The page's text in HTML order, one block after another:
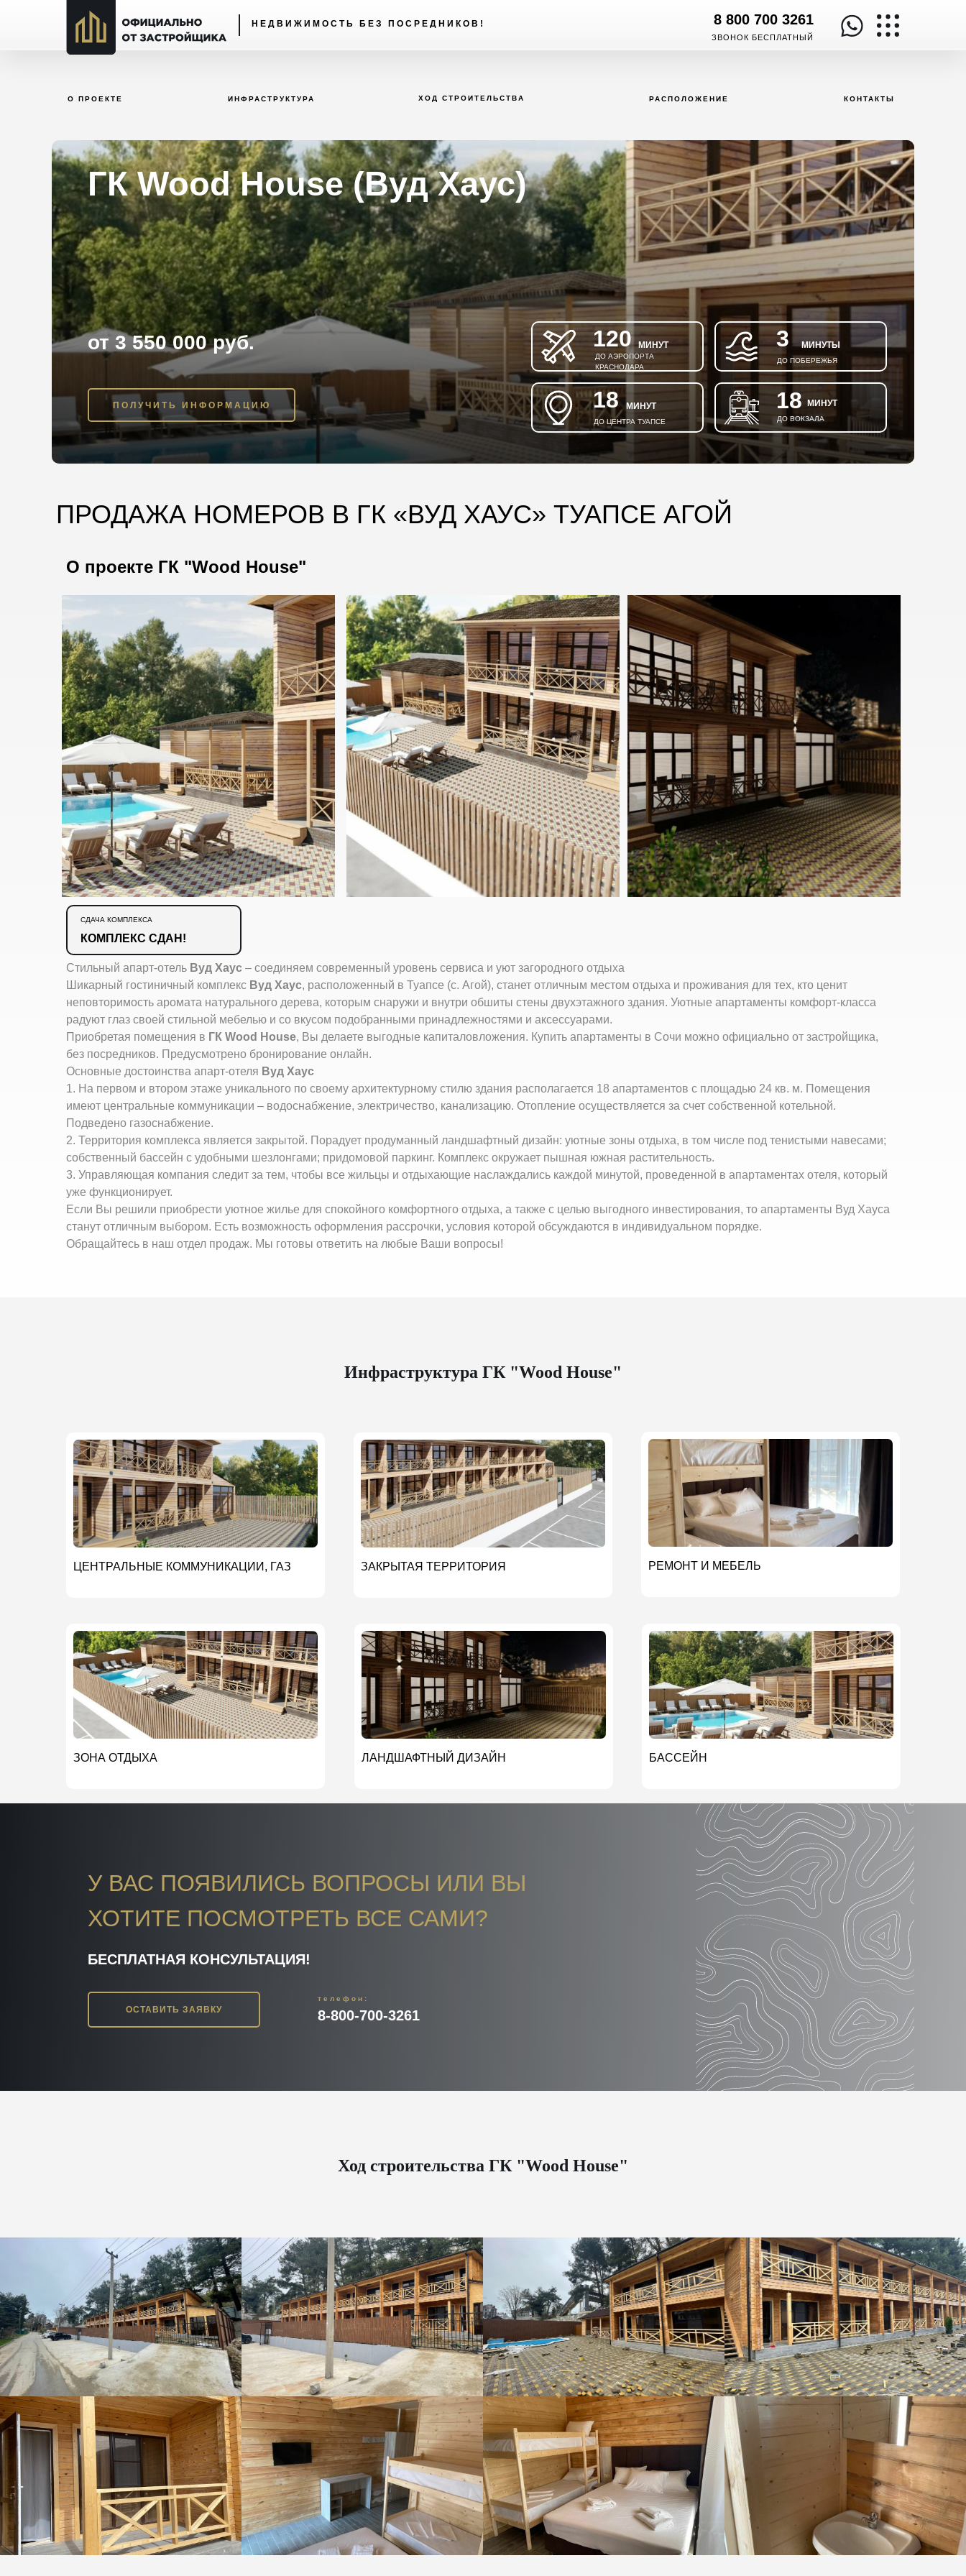
НЕДВИЖИМОСТЬ БЕЗ ПОСРЕДНИКОВ! 8 800 700 3261
ЗВОНОК БЕСПЛАТНЫЙ
О ПРОЕКТЕ ИНФРАСТРУКТУРА ХОД СТРОИТЕЛЬСТВА РАСПОЛОЖЕНИЕ КОНТАКТЫ
ДО ВОКЗАЛА
120 МИНУТ
ДО АЭРОПОРТА
КРАСНОДАРА
18 МИНУТ
ДО ЦЕНТРА ТУАПСЕ
3 МИНУТЫ
ДО ПОБЕРЕЖЬЯ
ПОЛУЧИТЬ ИНФОРМАЦИЮ
от 3 550 000 руб.
ГК Wood House (Вуд Хаус)
18 МИНУТ
ПРОДАЖА НОМЕРОВ В ГК «ВУД ХАУС» ТУАПСЕ АГОЙ
СДАЧА КОМПЛЕКСА
КОМПЛЕКС СДАН!
О проекте ГК "Wood House"
Стильный апарт-отель Вуд Хаус – соединяем современный уровень сервиса и уют загородного отдыха
Шикарный гостиничный комплекс Вуд Хаус, расположенный в Туапсе (с. Агой), станет отличным местом отдыха и проживания для тех, кто ценит
неповторимость аромата натурального дерева, которым снаружи и внутри обшиты стены двухэтажного здания. Уютные апартаменты комфорт-класса
радуют глаз своей стильной мебелью и со вкусом подобранными принадлежностями и аксессуарами.
Приобретая помещения в ГК Wood House, Вы делаете выгодные капиталовложения. Купить апартаменты в Сочи можно официально от застройщика,
без посредников. Предусмотрено бронирование онлайн.
Основные достоинства апарт-отеля Вуд Хаус
1. На первом и втором этаже уникального по своему архитектурному стилю здания располагается 18 апартаментов с площадью 24 кв. м. Помещения
имеют центральные коммуникации – водоснабжение, электричество, канализацию. Отопление осуществляется за счет собственной котельной.
Подведено газоснабжение.
2. Территория комплекса является закрытой. Порадует продуманный ландшафтный дизайн: уютные зоны отдыха, в том числе под тенистыми навесами;
собственный бассейн с удобными шезлонгами; придомовой паркинг. Комплекс окружает пышная южная растительность.
3. Управляющая компания следит за тем, чтобы все жильцы и отдыхающие наслаждались каждой минутой, проведенной в апартаментах отеля, который
уже функционирует.
Если Вы решили приобрести уютное жилье для спокойного комфортного отдыха, а также с целью выгодного инвестирования, то апартаменты Вуд Хауса
станут отличным выбором. Есть возможность оформления рассрочки, условия которой обсуждаются в индивидуальном порядке.
Обращайтесь в наш отдел продаж. Мы готовы ответить на любые Ваши вопросы!
Инфраструктура ГК "Wood House"
ЦЕНТРАЛЬНЫЕ КОММУНИКАЦИИ, ГАЗ ЗАКРЫТАЯ ТЕРРИТОРИЯ РЕМОНТ И МЕБЕЛЬ
ЗОНА ОТДЫХА ЛАНДШАФТНЫЙ ДИЗАЙН БАССЕЙН
8-800-700-3261
телефон:
У ВАС ПОЯВИЛИСЬ ВОПРОСЫ ИЛИ ВЫ
ХОТИТЕ ПОСМОТРЕТЬ ВСЕ САМИ?
БЕСПЛАТНАЯ КОНСУЛЬТАЦИЯ!
ОСТАВИТЬ ЗАЯВКУ
Ход строительства ГК "Wood House"